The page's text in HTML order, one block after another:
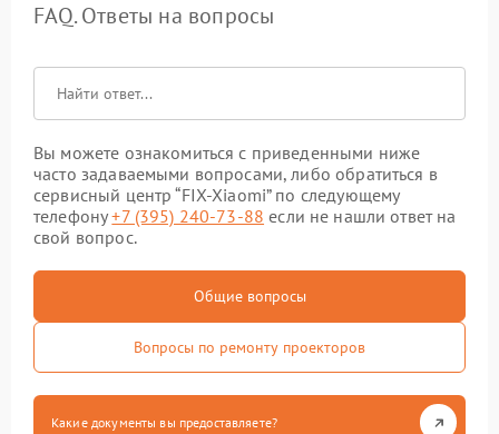
FAQ. Ответы на вопросы
Вы можете ознакомиться с приведенными ниже
часто задаваемыми вопросами, либо обратиться в
сервисный центр “FIX-Xiaomi” по следующему
телефону+7 (395) 240-73-88 если не нашли ответ на
свой вопрос.
Общие вопросы
Вопросы по ремонту проекторов
Какие документы вы предоставляете?